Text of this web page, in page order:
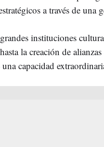
a través de
instituciones
la creación de
una capacidad